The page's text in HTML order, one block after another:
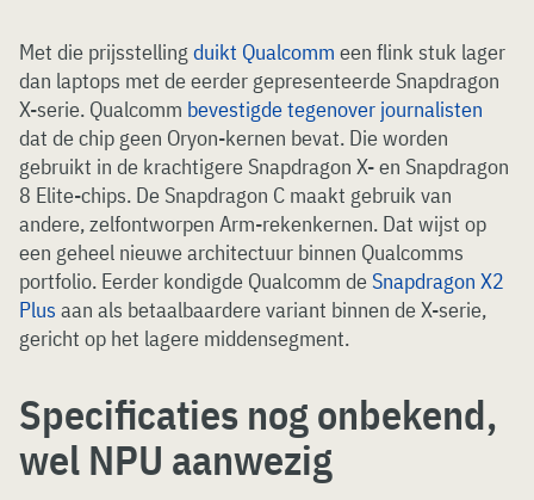
Met die prijsstelling duikt Qualcomm een flink stuk lager
dan laptops met de eerder gepresenteerde Snapdragon
X-serie. Qualcomm bevestigde tegenover journalisten
dat de chip geen Oryon-kernen bevat. Die worden
gebruikt in de krachtigere Snapdragon X- en Snapdragon
8 Elite-chips. De Snapdragon C maakt gebruik van
andere, zelfontworpen Arm-rekenkernen. Dat wijst op
een geheel nieuwe architectuur binnen Qualcomms
portfolio. Eerder kondigde Qualcomm de Snapdragon X2
Plus aan als betaalbaardere variant binnen de X-serie,
gericht op het lagere middensegment.
Specificaties nog onbekend,
wel NPU aanwezig